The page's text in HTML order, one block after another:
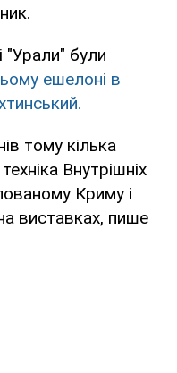
"Урали" були
ешелоні в
тому кілька
Внутрішніх
Криму і
виставках, пише